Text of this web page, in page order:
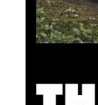
5% di
riceverete
TCS
socio,